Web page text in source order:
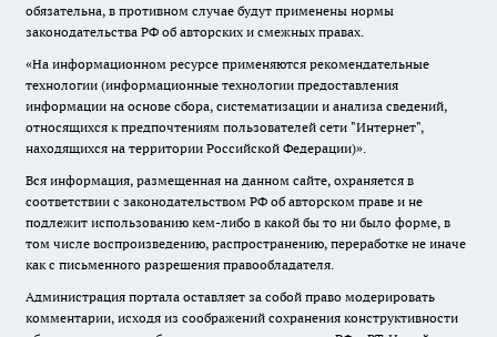
обязательна, в противном случае будут применены нормы
законодательства РФ об авторских и смежных правах.
«На информационном ресурсе применяются рекомендательные
технологии (информационные технологии предоставления
информации на основе сбора, систематизации и анализа сведений,
относящихся к предпочтениям пользователей сети "Интернет",
находящихся на территории Российской Федерации)».
Вся информация, размещенная на данном сайте, охраняется в
соответствии с законодательством РФ об авторском праве и не
подлежит использованию кем-либо в какой бы то ни было форме, в
том числе воспроизведению, распространению, переработке не иначе
как с письменного разрешения правообладателя.
Администрация портала оставляет за собой право модерировать
комментарии, исходя из соображений сохранения конструктивности